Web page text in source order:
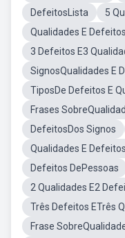
DefeitosLista
5
Qualidades E
3 Defeitos E3
SignosQualidades E
TiposDe Defeitos E
Frases
DefeitosDos Signos
Qualidades E
Defeitos DePessoas
2 Qualidades E2
Três Defeitos ETrês
Frase